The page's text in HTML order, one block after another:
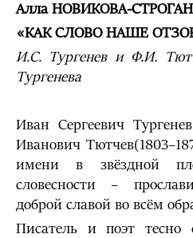
Алла НОВИКОВА-
«КАК СЛОВО НАШЕ
И.С. Тургенев и Ф.И.
Тургенева
Иван Сергеевич
Иванович
имени в звёздной
словесности –
доброй славой во всём
Писатель и поэт тесно